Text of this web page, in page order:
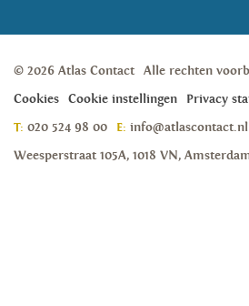
© 2026 Atlas Contact Alle rechten
Cookies
Cookie instellingen
Privacy
T: 020 524 98 00 E: info@atlascontact.nl
Weesperstraat 105A, 1018 VN,